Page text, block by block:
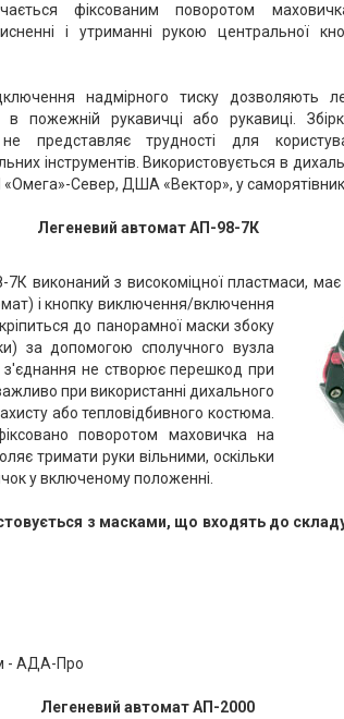
фіксованим поворотом
і утриманні рукою центральної
надмірного тиску дозволяють
пожежній рукавичці або рукавиці.
представляє трудності для
інструментів. Використовується в
«Омега»-Север, ДША «Вектор», у
Легеневий автомат АП-98-7К
виконаний з високоміцної пластмаси, має
і кнопку виключення/включення
до панорамної маски збоку
за допомогою сполучного вузла
з'єднання не створює перешкод при
при використанні дихального
або тепловідбивного костюма.
поворотом маховичка на
тримати руки вільними, оскільки
у включеному положенні.
з масками, що входять до складу
- АДА-Про
Легеневий автомат АП-2000